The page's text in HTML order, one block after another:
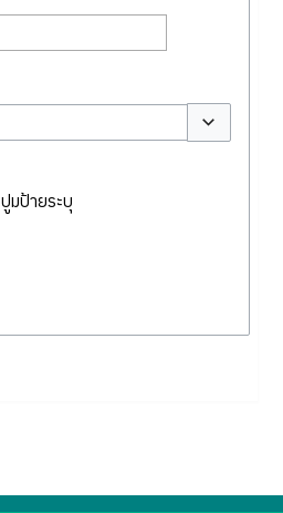
สลับตัวเลือก
ปูมป้ายระบุ